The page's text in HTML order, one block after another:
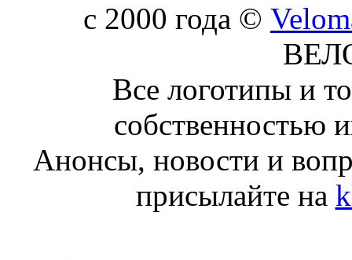
c 2000 года ©
Все логотипы и
собственностью
Анонсы, новости и
присылайте на